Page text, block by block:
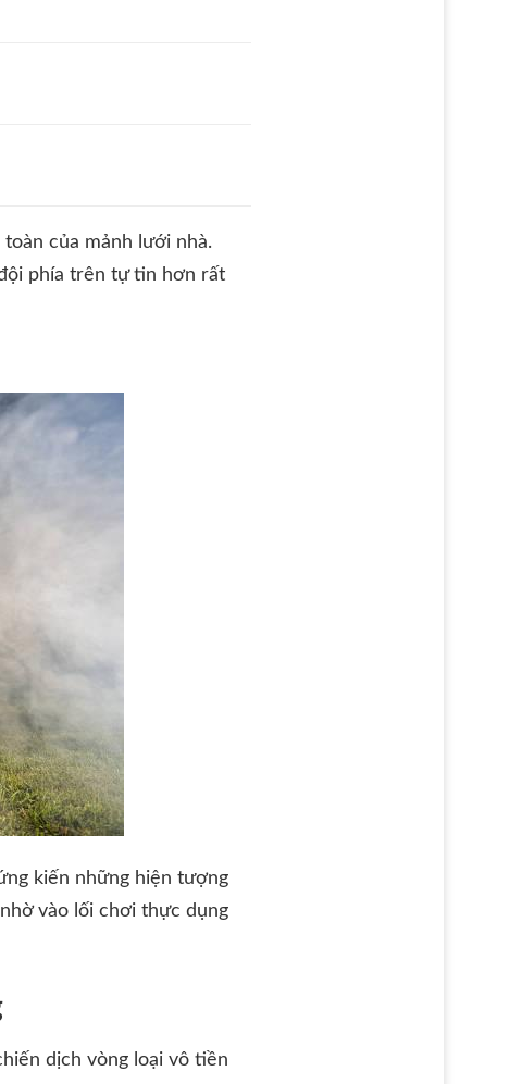
của mảnh lưới nhà.
phía trên tự tin hơn rất
kiến những hiện tượng
vào lối chơi thực dụng
dịch vòng loại vô tiền